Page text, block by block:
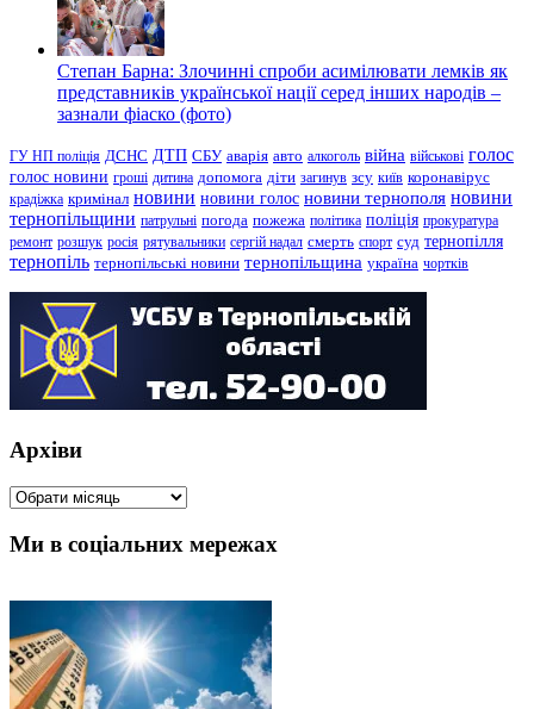
Степан Барна: Злочинні спроби асимілювати лемків як
представників української нації серед інших народів –
зазнали фіаско (фото)
ГУ НП поліція ДСНС ДТП СБУ аварія авто алкоголь війна військові голос
голос новини гроші дитина допомога діти загинув зсу київ коронавірус
крадіжка кримінал новини новини голос новини тернополя новини
тернопільщини патрульні погода пожежа політика поліція прокуратура
ремонт розшук росія рятувальники сергій надал смерть спорт суд тернопілля
тернопіль тернопільські новини тернопільщина україна чортків
Архіви
Архіви
Ми в соціальних мережах